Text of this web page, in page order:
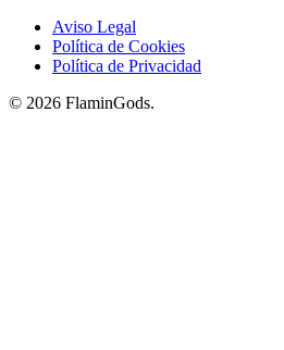
Aviso Legal
Política de Cookies
Política de Privacidad
© 2026 FlaminGods.